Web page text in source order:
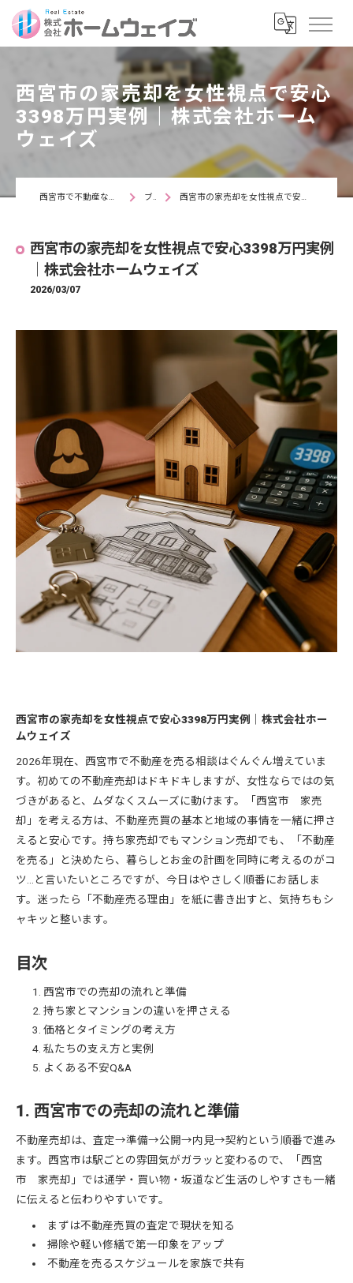
西宮市の家売却を女性視点で安心
3398万円実例｜株式会社ホーム
ウェイズ
西宮市で不動産なら株式会社ホームウェイズ ブログ 西宮市の家売却を女性視点で安心3398万円実例｜株式会社ホームウェイズ
西宮市の家売却を女性視点で安心3398万円実例
｜株式会社ホームウェイズ
2026/03/07
西宮市の家売却を女性視点で安心3398万円実例｜株式会社ホー
ムウェイズ
2026年現在、西宮市で不動産を売る相談はぐんぐん増えていま
す。初めての不動産売却はドキドキしますが、女性ならではの気
づきがあると、ムダなくスムーズに動けます。「西宮市 家売
却」を考える方は、不動産売買の基本と地域の事情を一緒に押さ
えると安心です。持ち家売却でもマンション売却でも、「不動産
を売る」と決めたら、暮らしとお金の計画を同時に考えるのがコ
ツ…と言いたいところですが、今日はやさしく順番にお話しま
す。迷ったら「不動産売る理由」を紙に書き出すと、気持ちもシ
ャキッと整います。
目次
西宮市での売却の流れと準備
持ち家とマンションの違いを押さえる
価格とタイミングの考え方
私たちの支え方と実例
よくある不安Q&A
1. 西宮市での売却の流れと準備
不動産売却は、査定→準備→公開→内見→契約という順番で進み
ます。西宮市は駅ごとの雰囲気がガラッと変わるので、「西宮
市 家売却」では通学・買い物・坂道など生活のしやすさも一緒
に伝えると伝わりやすいです。
まずは不動産売買の査定で現状を知る
掃除や軽い修繕で第一印象をアップ
不動産を売るスケジュールを家族で共有